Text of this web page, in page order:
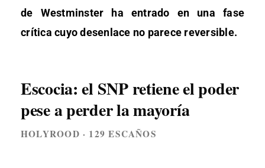
de Westminster ha entrado en una fase
crítica cuyo desenlace no parece reversible.
Escocia: el SNP retiene el poder
pese a perder la mayoría
HOLYROOD · 129 ESCAÑOS